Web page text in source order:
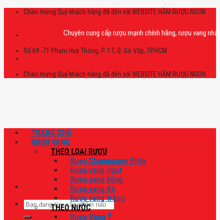
Skip
Chào mừng Quý khách hàng đã đến với WEBSITE HẦM RƯỢU NGON
Chuyên cung cấp rượu mạnh chính hãng, rượu vang nhập
Số 69 -71 Phạm Huy Thông, P. 17, Q. Gò Vấp, TPHCM
Chào mừng Quý khách hàng đã đến với WEBSITE HẦM RƯỢU NGON
Tìm
kiếm:
TRANG CHỦ
RƯỢU VANG
THEO LOẠI RƯỢU
Rượu Champagne Pháp
Rượu vang ngọt
Rượu vang hồng
Rượu vang đỏ
Rượu vang trắng
THEO NƯỚC
Rượu Vang Ý